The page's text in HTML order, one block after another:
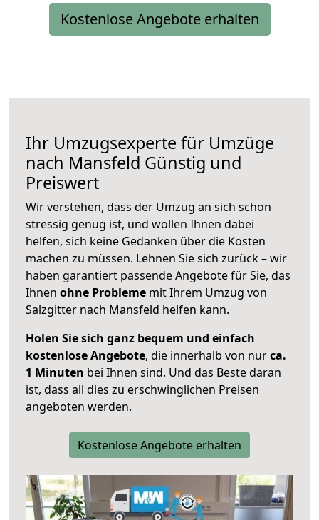
Kostenlose Angebote erhalten
Ihr Umzugsexperte für Umzüge
nach Mansfeld Günstig und
Preiswert
Wir verstehen, dass der Umzug an sich schon
stressig genug ist, und wollen Ihnen dabei
helfen, sich keine Gedanken über die Kosten
machen zu müssen. Lehnen Sie sich zurück – wir
haben garantiert passende Angebote für Sie, das
Ihnen ohne Probleme mit Ihrem Umzug von
Salzgitter nach Mansfeld helfen kann.
Holen Sie sich ganz bequem und einfach
kostenlose Angebote, die innerhalb von nurca.
1 Minuten bei Ihnen sind. Und das Beste daran
ist, dass all dies zu erschwinglichen Preisen
angeboten werden.
Kostenlose Angebote erhalten